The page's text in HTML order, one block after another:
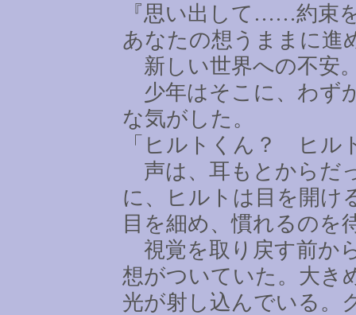
『思い出して ……約束
あなたの想うままに進
新しい世界への不安
少年はそこに、わず
な気がした。
「ヒルトくん？ ヒル
声は、耳もとからだ
に、ヒルトは目を開け
目を細め、慣れるのを
視覚を取り戻す前か
想がついていた。大き
光が射し込んでいる。